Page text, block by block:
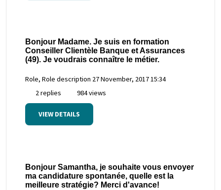
Bonjour Madame. Je suis en formation
Conseiller Clientèle Banque et Assurances
(49). Je voudrais connaître le métier.
Role, Role description 27 November, 2017 15:34
2 replies
984 views
VIEW DETAILS
Bonjour Samantha, je souhaite vous envoyer
ma candidature spontanée, quelle est la
meilleure stratégie? Merci d'avance!